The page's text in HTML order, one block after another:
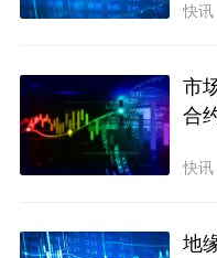
快讯
市
合
快讯
地